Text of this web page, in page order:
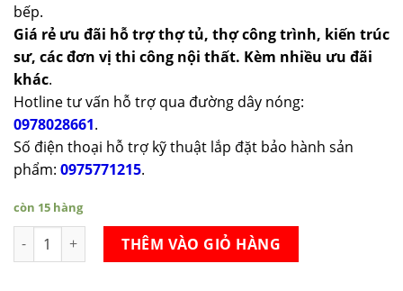
bếp.
Giá rẻ ưu đãi hỗ trợ thợ tủ, thợ công trình, kiến trúc
sư, các đơn vị thi công nội thất. Kèm nhiều ưu đãi
khác.
Hotline tư vấn hỗ trợ qua đường dây nóng:
0978028661.
Số điện thoại hỗ trợ kỹ thuật lắp đặt bảo hành sản
phẩm: 0975771215.
còn 15 hàng
Giá xoong nồi Cariny CW26-600/700/800/900 số lượng
THÊM VÀO GIỎ HÀNG